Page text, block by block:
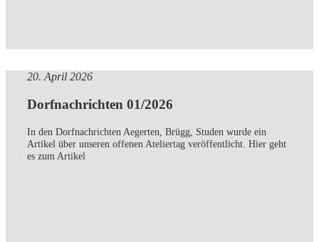
20. April 2026
Dorfnachrichten 01/2026
In den Dorfnachrichten Aegerten, Brügg, Studen wurde ein
Artikel über unseren offenen Ateliertag veröffentlicht. Hier geht
es zum Artikel